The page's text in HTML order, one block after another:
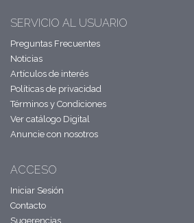
SERVICIO AL USUARIO
Preguntas Frecuentes
Noticias
Artículos de interés
Políticas de privacidad
Términos y Condiciones
Ver catálogo Digital
Anuncie con nosotros
ACCESO
Iniciar Sesión
Contacto
Sugerencias